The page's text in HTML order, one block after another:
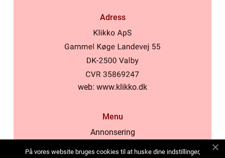
Adress
web: www.klikko.dk
Menu
Annonsering
På vores website bruges cookies til at huske dine indstillinger,